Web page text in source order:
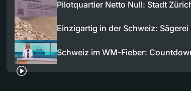
Pilotquartier Netto Null: Stadt
Einzigartig in der Schweiz:
Schweiz im WM-Fieber: